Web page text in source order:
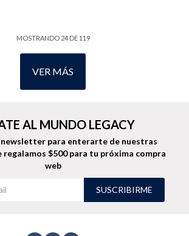
MOSTRANDO 24DE 119
VER MÁS
AL MUNDO LEGACY
para enterarte de nuestras
regalamos $500 para tu próxima compra
web
SUSCRIBIRME